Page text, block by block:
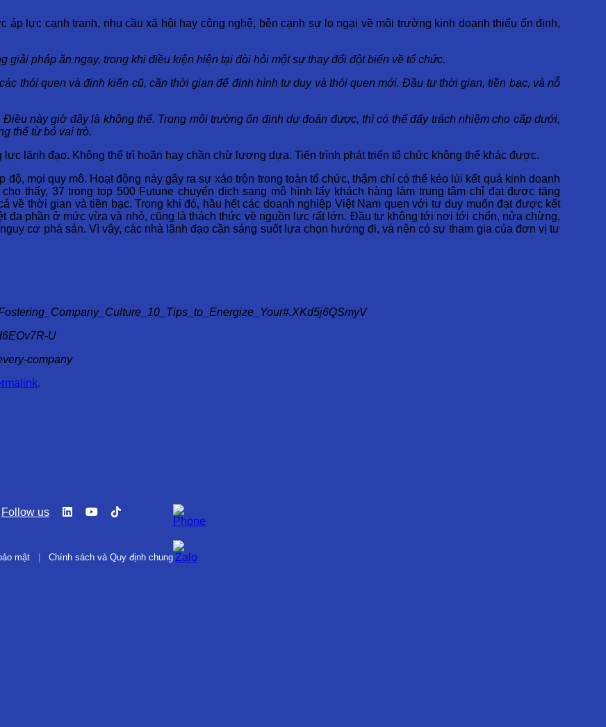
áp lực cạnh tranh, nhu cầu xã hội hay công nghệ, bên cạnh sự lo ngại về môi trường kinh doanh thiếu ổn định,
giải pháp ăn ngay, trong khi điều kiện hiện tại đòi hỏi một sự thay đổi đột biến về tổ chức.
thói quen và định kiến cũ, cần thời gian để định hình tư duy và thói quen mới. Đầu tư thời gian, tiền bạc, và nỗ
này giờ đây là không thể. Trong môi trường ổn định dự đoán được, thì có thể đẩy trách nhiệm cho cấp dưới,
thể từ bỏ vai trò.
lãnh đạo. Không thể trì hoãn hay chần chừ lương dựa. Tiến trình phát triển tổ chức không thể khác được.
mọi quy mô. Hoạt động này gây ra sự xáo trộn trong toàn tổ chức, thậm chí có thể kéo lùi kết quả kinh doanh
thấy, 37 trong top 500 Futune chuyển dịch sang mô hình lấy khách hàng làm trung tâm chỉ đạt được tăng
về thời gian và tiền bạc. Trong khi đó, hầu hết các doanh nghiệp Việt Nam quen với tư duy muốn đạt được kết
đa phần ở mức vừa và nhỏ, cũng là thách thức về nguồn lực rất lớn. Đầu tư không tới nơi tới chốn, nửa chừng,
cơ phá sản. Vì vậy, các nhà lãnh đạo cần sáng suốt lựa chọn hướng đi, và nên có sự tham gia của đơn vị tư
U
company
.
Follow us
mật Chính sách và Quy định chung